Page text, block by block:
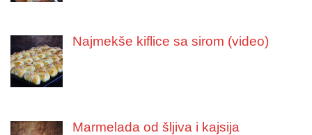
Najmekše kiflice sa sirom (video)
Marmelada od šljiva i kajsija